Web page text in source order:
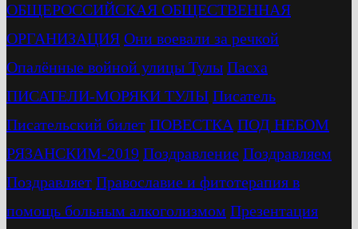
ОБЩЕРОССИЙСКАЯ ОБЩЕСТВЕННАЯ
ОРГАНИЗАЦИЯ Они воевали за речкой
Опалённые войной улицы Тулы Пасха
ПИСАТЕЛИ-МОРЯКИ ТУЛЫ Писатель
Писательский билет ПОВЕСТКА ПОД НЕБОМ
РЯЗАНСКИМ-2019 Поздравление Поздравляем
Поздравляет Православие и фитотерапия в
помощь больным алкоголизмом Презентация